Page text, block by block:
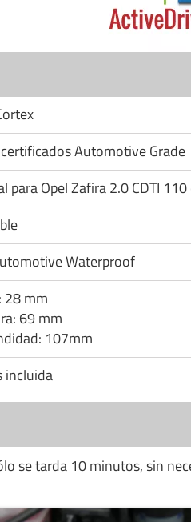
Automotive Grade
para Opel Zafira 2.0 CDTI 110
Waterproof
28 mm
69 mm
107mm
incluida
se tarda 10 minutos, sin